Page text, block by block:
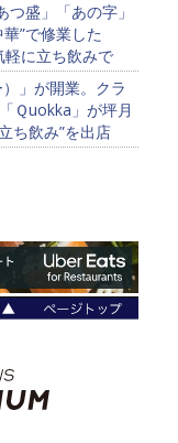
盛」「あの字」
”で修業した
軽に立ち飲みで
」が開業。クラ
Ｑuokka」が坪月
ち飲み”を出店